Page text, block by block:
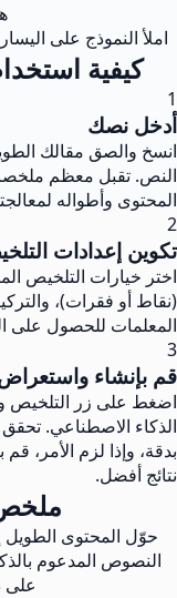
املأ النموذج على
كيفية
1
أدخل نصك
انسخ والصق مقالك
النص. تقبل معظم
المحتوى وأطواله
2
تكوين إعدادات
اختر خيارات التلخيص
(نقاط أو فقرات)،
المعلمات للحصول على
3
قم بإنشاء
اضغط على زر التلخيص
الذكاء الاصطناعي. تحقق
بدقة، وإذا لزم الأمر،
نتائج أفضل.
حوّل المحتوى
النصوص المدعوم
على